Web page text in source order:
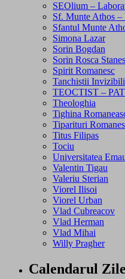
SEOlium –
Sf. Munte Athos –
Sfantul Munte
Simona Lazar
Sorin Bogdan
Sorin Rosca
Spirit Romanesc
Tanchistii Invizibili
TEOCTIST –
Theologhia
Tighina
Tiparituri
Titus Filipas
Tociu
Universitatea
Valentin Tigau
Valeriu Sterian
Viorel Ilisoi
Viorel Urban
Vlad Cubreacov
Vlad Herman
Vlad Mihai
Willy Pragher
Calendarul